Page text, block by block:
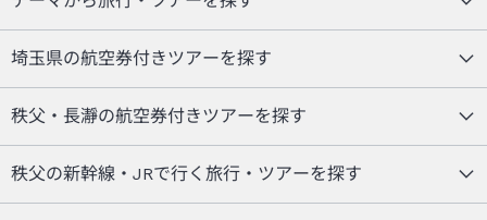
埼玉県の航空券付きツアーを探す
秩父・長瀞の航空券付きツアーを探す
秩父の新幹線・JRで行く旅行・ツアーを探す